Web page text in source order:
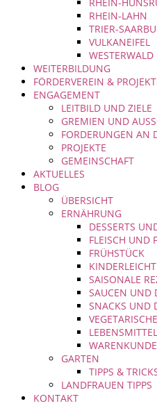
RHEIN-LAHN
TRIER-
VULKANEIFEL
WESTERWALD
WEITERBILDUNG
FÖRDERVEREIN &
ENGAGEMENT
LEITBILD UND ZIELE
GREMIEN UND
FORDERUNGEN AN
PROJEKTE
GEMEINSCHAFT
AKTUELLES
BLOG
ÜBERSICHT
ERNÄHRUNG
DESSERTS
FLEISCH UND
FRÜHSTÜCK
KINDERLEICHT
SAISONALE
SAUCEN UND
SNACKS UND
WARENKUNDE
GARTEN
TIPPS &
LANDFRAUEN TIPPS
KONTAKT